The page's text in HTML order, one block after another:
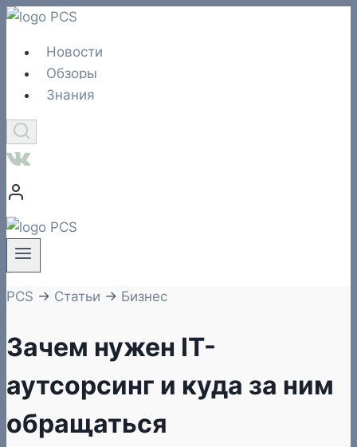
Перейти
содержимому
Новости
Обзоры
Знания
PCS → Статьи → Бизнес
Зачем нужен IT-
аутсорсинг и куда за ним
обращаться